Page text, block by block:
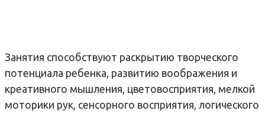
Занятия способствуют раскрытию творческого
потенциала ребенка, развитию воображения и
креативного мышления, цветовосприятия, мелкой
моторики рук, сенсорного восприятия, логического